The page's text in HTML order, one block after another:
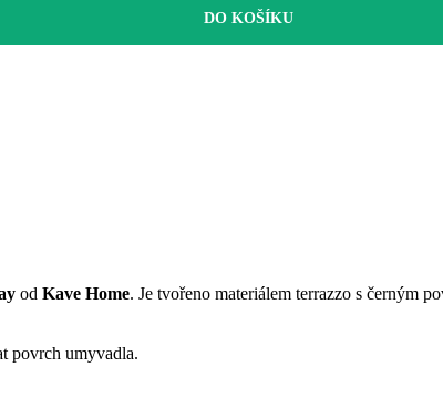
DO KOŠÍKU
od Kave Home. Je tvořeno materiálem terrazzo s černým
povrch umyvadla.